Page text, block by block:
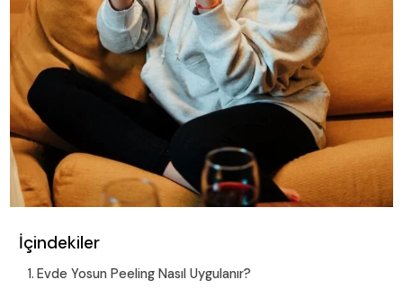
İçindekiler
Evde Yosun Peeling Nasıl Uygulanır?